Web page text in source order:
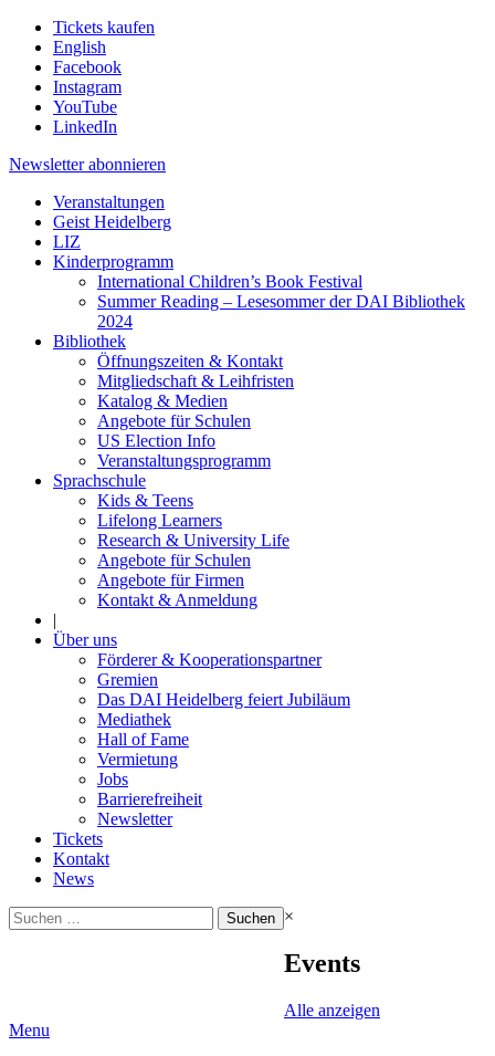
Tickets kaufen
English
Facebook
Instagram
YouTube
LinkedIn
Newsletter abonnieren
Veranstaltungen
Geist Heidelberg
LIZ
Kinderprogramm
International Children’s Book Festival
Summer Reading – Lesesommer der DAI Bibliothek
2024
Bibliothek
Öffnungszeiten & Kontakt
Mitgliedschaft & Leihfristen
Katalog & Medien
Angebote für Schulen
US Election Info
Veranstaltungsprogramm
Sprachschule
Kids & Teens
Lifelong Learners
Research & University Life
Angebote für Schulen
Angebote für Firmen
Kontakt & Anmeldung
|
Über uns
Förderer & Kooperationspartner
Gremien
Das DAI Heidelberg feiert Jubiläum
Mediathek
Hall of Fame
Vermietung
Jobs
Barrierefreiheit
Newsletter
Tickets
Kontakt
News
Suchen
nach:
×
Events
Alle anzeigen
Menu